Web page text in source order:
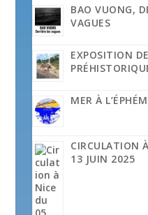
BAO VUONG,
VAGUES
EXPOSITION
MER À
CIRCULATION
13 JUIN 2025